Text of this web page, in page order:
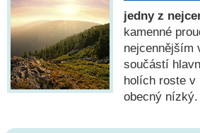
jedny z
kamenné
nejcennějším
součástí
holích roste v
obecný nízký.